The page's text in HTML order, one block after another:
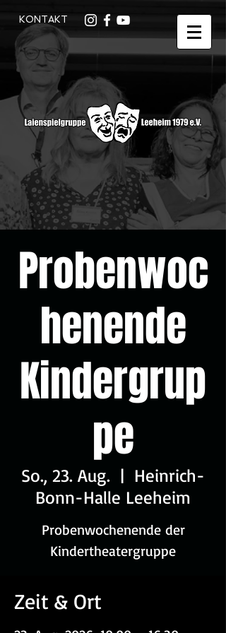
KONTAKT
Probenwoc
henende
Kindergrup
pe
So., 23. Aug.
  |
Heinrich-
Bonn-Halle Leeheim
Probenwochenende der
Kindertheatergruppe
Zeit & Ort